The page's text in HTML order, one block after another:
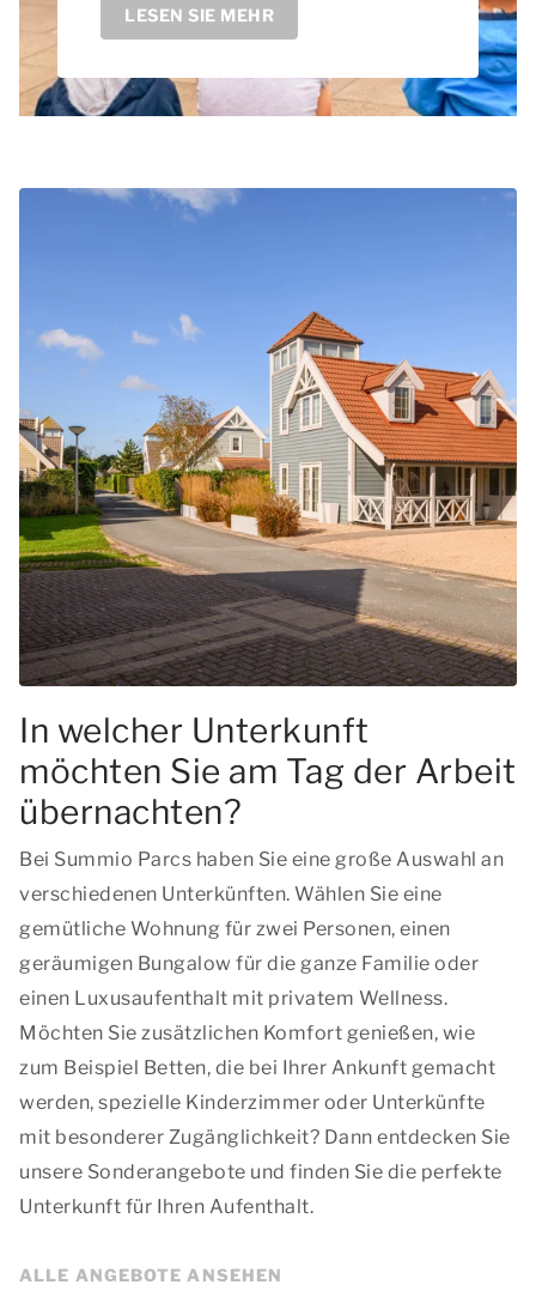
LESEN SIE MEHR
In welcher Unterkunft
möchten Sie am Tag der Arbeit
übernachten?
Bei Summio Parcs haben Sie eine große Auswahl an
verschiedenen Unterkünften. Wählen Sie eine
gemütliche Wohnung für zwei Personen, einen
geräumigen Bungalow für die ganze Familie oder
einen Luxusaufenthalt mit privatem Wellness.
Möchten Sie zusätzlichen Komfort genießen, wie
zum Beispiel Betten, die bei Ihrer Ankunft gemacht
werden, spezielle Kinderzimmer oder Unterkünfte
mit besonderer Zugänglichkeit? Dann entdecken Sie
unsere Sonderangebote und finden Sie die perfekte
Unterkunft für Ihren Aufenthalt.
ALLE ANGEBOTE ANSEHEN